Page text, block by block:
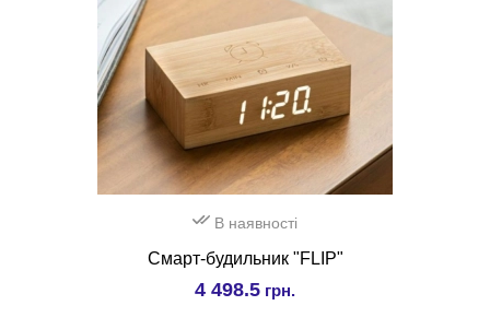
В наявності
Смарт-будильник "FLIP"
4 498.5 грн.